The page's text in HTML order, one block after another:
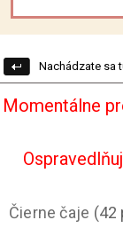
Nachádzate sa
Momentálne
Čierne čaje (42